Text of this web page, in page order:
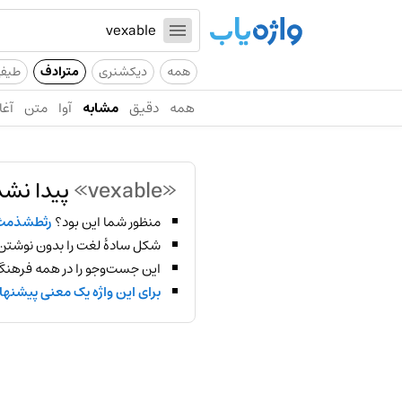
همه دیکشنری مترادف
همه دقیق مشابه آوا متن
«vexable» پیدا
منظور شما این بود؟
شکل سادهٔ لغت را بدون
این جست‌وجو را در همه
برای این واژه یک معنی